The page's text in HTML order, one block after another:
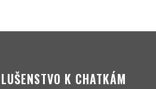
K CHATKÁM